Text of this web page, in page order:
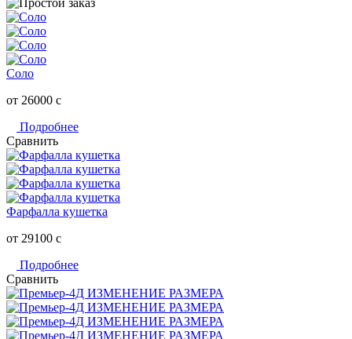
Соло
от 26000 c
Подробнее
Сравнить
Фарфалла кушетка
от 29100 c
Подробнее
Сравнить